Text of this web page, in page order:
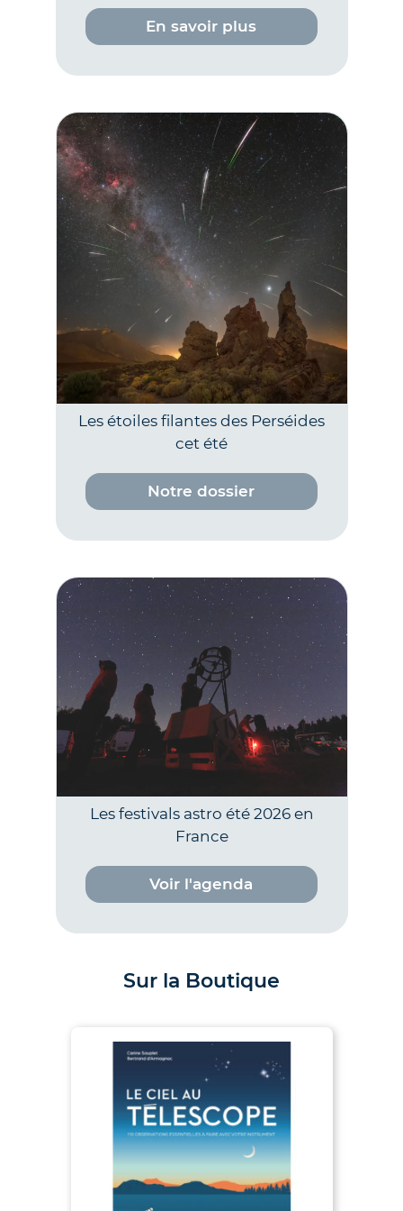
En savoir plus
Les étoiles filantes des Perséides
cet été
Notre dossier
Les festivals astro été 2026 en
France
Voir l'agenda
Sur la Boutique